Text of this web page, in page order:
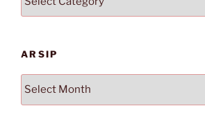
ARSIP
Arsip